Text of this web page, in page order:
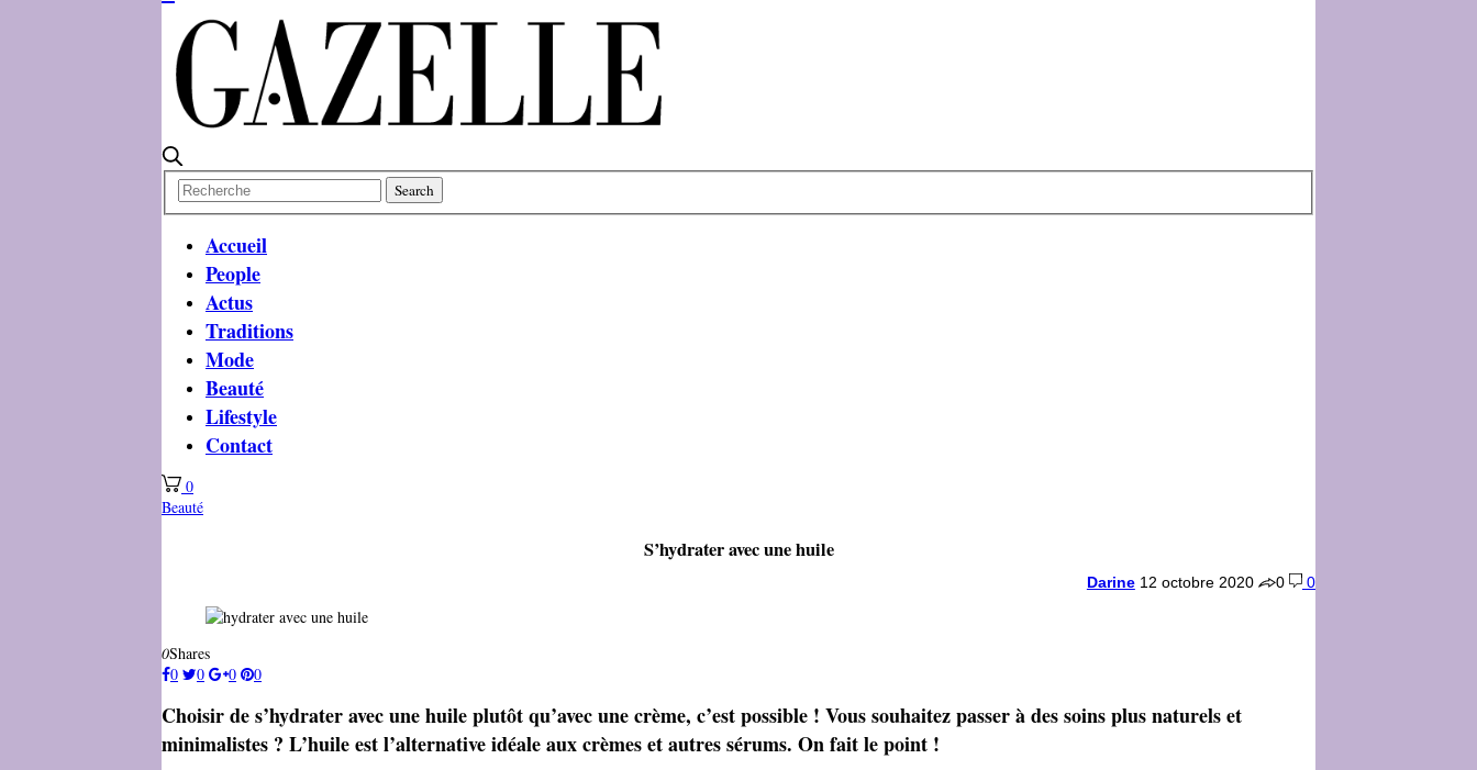
Accueil
People
Actus
Traditions
Mode
Beauté
Lifestyle
Contact
0
Beauté
S’hydrater avec une huile
Darine 12 octobre 2020 0 0
0Shares
0
0 0 0
Choisir de s’hydrater avec une huile plutôt qu’avec une crème, c’est possible ! Vous souhaitez passer à des soins plus naturels et
minimalistes ? L’huile est l’alternative idéale aux crèmes et autres sérums. On fait le point !